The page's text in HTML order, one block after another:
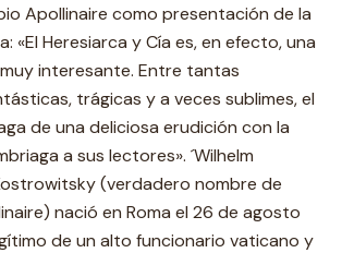
Apollinaire como presentación de la
«El Heresiarca y Cía es, en efecto, una
interesante. Entre tantas
trágicas y a veces sublimes, el
de una deliciosa erudición con la
a sus lectores». ´Wilhelm
(verdadero nombre de
nació en Roma el 26 de agosto
de un alto funcionario vaticano y